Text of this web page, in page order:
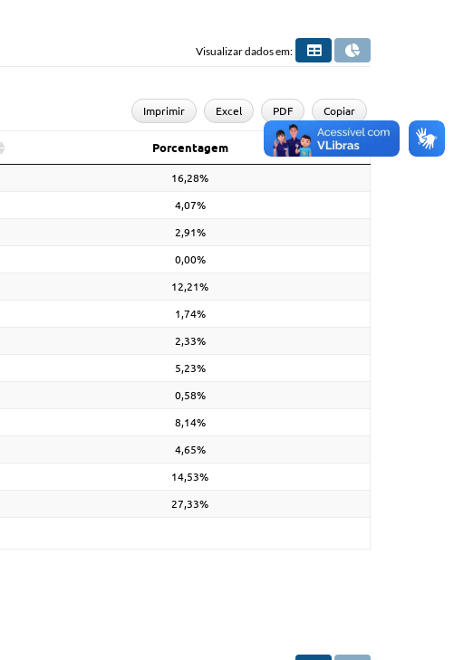
Visualizar dados em:
Imprimir Excel PDF Copiar
Porcentagem
16,28%
4,07%
2,91%
0,00%
12,21%
1,74%
2,33%
5,23%
0,58%
8,14%
4,65%
14,53%
27,33%